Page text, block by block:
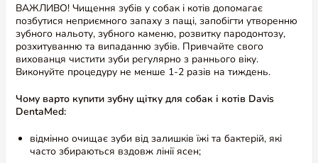
ВАЖЛИВО! Чищення зубів у собак і котів допомагає
позбутися неприємного запаху з пащі, запобігти утворенню
зубного нальоту, зубного каменю, розвитку пародонтозу,
розхитуванню та випаданню зубів. Привчайте свого
вихованця чистити зуби регулярно з раннього віку.
Виконуйте процедуру не менше 1-2 разів на тиждень.
Чому варто купити зубну щітку для собак і котів Davis
DentaMed:
відмінно очищає зуби від залишків їжі та бактерій, які
часто збираються вздовж лінії ясен;